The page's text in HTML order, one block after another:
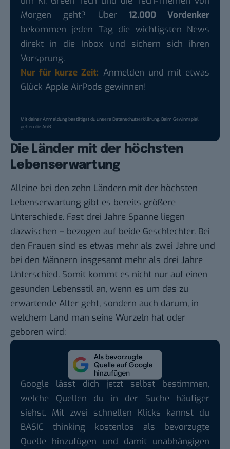
Morgen geht? Über 12.000 Vordenker
bekommen jeden Tag die wichtigsten News
direkt in die Inbox und sichern sich ihren
Vorsprung.
Nur für kurze Zeit: Anmelden und mit etwas
Glück Apple AirPods gewinnen!
Mit deiner Anmeldung bestätigst du unsereDatenschutzerklärung. Beim Gewinnspiel
gelten dieAGB.
Die Länder mit der höchsten
Lebenserwartung
Alleine bei den zehn Ländern mit der höchsten
Lebenserwartung gibt es bereits größere
Unterschiede. Fast drei Jahre Spanne liegen
dazwischen – bezogen auf beide Geschlechter. Bei
den Frauen sind es etwas mehr als zwei Jahre und
bei den Männern insgesamt mehr als drei Jahre
Unterschied. Somit kommt es nicht nur auf einen
gesunden Lebensstil an, wenn es um das zu
erwartende Alter geht, sondern auch darum, in
welchem Land man seine Wurzeln hat oder
geboren wird:
Google lässt dich jetzt selbst bestimmen,
welche Quellen du in der Suche häufiger
siehst. Mit zwei schnellen Klicks kannst du
BASIC thinking kostenlos als bevorzugte
Quelle hinzufügen und damit unabhängigen